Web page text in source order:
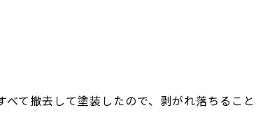
べて撤去して塗装したので、剥がれ落ちること